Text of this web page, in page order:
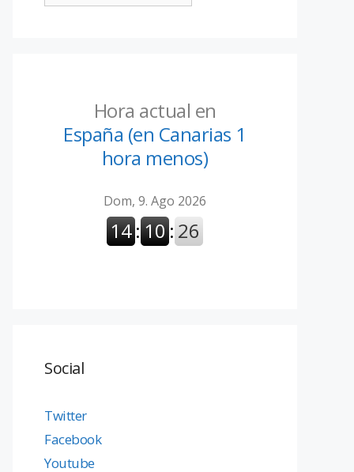
Hora actual en
España (en Canarias 1
hora menos)
Social
Twitter
Facebook
Youtube